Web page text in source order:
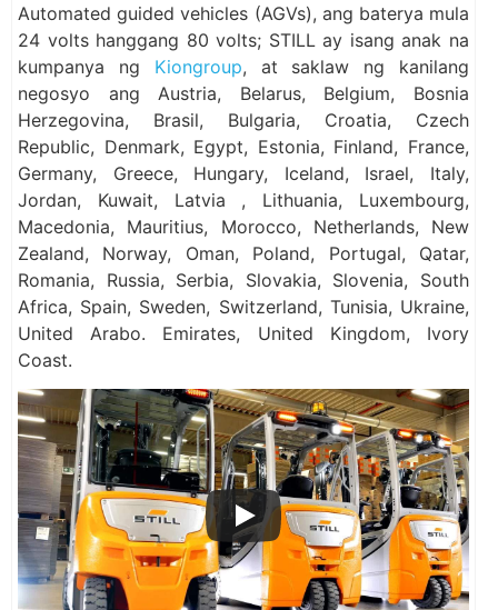
Automated guided vehicles (AGVs), ang baterya mula
24 volts hanggang 80 volts; STILL ay isang anak na
kumpanya ng Kiongroup, at saklaw ng kanilang
negosyo ang Austria, Belarus, Belgium, Bosnia
Herzegovina, Brasil, Bulgaria, Croatia, Czech
Republic, Denmark, Egypt, Estonia, Finland, France,
Germany, Greece, Hungary, Iceland, Israel, Italy,
Jordan, Kuwait, Latvia , Lithuania, Luxembourg,
Macedonia, Mauritius, Morocco, Netherlands, New
Zealand, Norway, Oman, Poland, Portugal, Qatar,
Romania, Russia, Serbia, Slovakia, Slovenia, South
Africa, Spain, Sweden, Switzerland, Tunisia, Ukraine,
United Arabo. Emirates, United Kingdom, Ivory
Coast.